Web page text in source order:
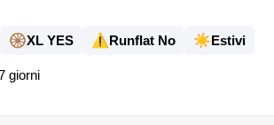
🛞XL YES ⚠️Runflat No ☀️Estivi
giorni